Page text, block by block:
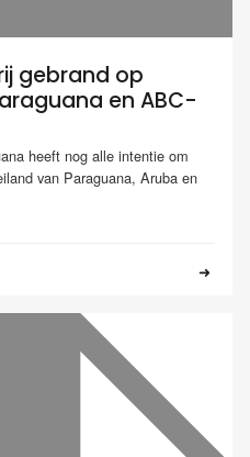
gebrand op
en ABC-
heeft nog alle intentie om
van Paraguana, Aruba en